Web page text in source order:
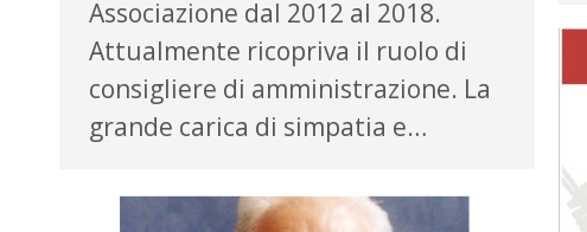
Associazione dal 2012 al 2018.
Attualmente ricopriva il ruolo di
consigliere di amministrazione. La
grande carica di simpatia e…